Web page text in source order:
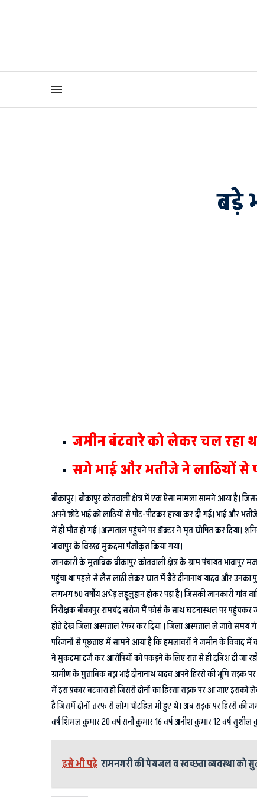
बड़े
जमीन बंटवारे को लेकर चल रहा
सगे भाई और भतीजे ने लाठियों से
बीकापुर। बीकापुर कोतवाली क्षेत्र में एक ऐसा मामला सामने आया है।
अपने छोटे भाई को लाठियों से पीट-पीटकर हत्या कर दी गई। भाई और
में ही मौत हो गई ।अस्पताल पहुंचने पर डॉक्टर ने मृत घोषित कर दिया।
भावापुर के विरुद्ध मुकदमा पंजीकृत किया गया।
जानकारी के मुताबिक बीकापुर कोतवाली क्षेत्र के ग्राम पंचायत भावापुर
पहुंचा था पहले से लैस लाठी लेकर घात में बैठे दीनानाथ यादव और उनका
लगभग 50 वर्षीय अधेड़ लहूलुहान होकर पड़ा है। जिसकी जानकारी गांव
निरीक्षक बीकापुर रामचंद्र सरोज मैं फोर्स के साथ घटनास्थल पर
होते देख जिला अस्पताल रेफर कर दिया । जिला अस्पताल ले जाते समय
परिजनों से पूछताछ में सामने आया है कि हमलावरों ने जमीन के विवाद में
ने मुकदमा दर्ज कर आरोपियों को पकड़ने के लिए रात से ही दबिश दी जा
ग्रामीण के मुताबिक बड़ा भाई दीनानाथ यादव अपने हिस्से की भूमि
में इस प्रकार बटवारा हो जिससे दोनों का हिस्सा सड़क पर आ जाए इसको
है जिसमें दोनों तरफ से लोग चोटहिल भी हुए थे। अब सड़क पर हिस्से की
वर्ष शिमल कुमार 20 वर्ष सनी कुमार 16 वर्ष अनीश कुमार 12 वर्ष सुशील
इसे भी पढ़े रामनगरी की पेयजल व स्वच्छता व्यवस्था को